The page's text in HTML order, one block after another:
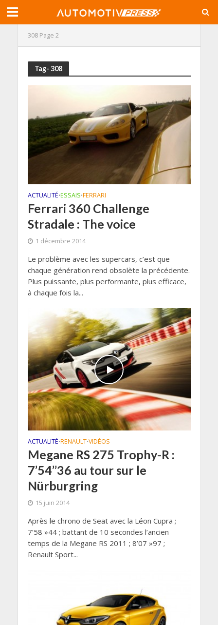
308 Page 2
Tag- 308
ACTUALITÉ•ESSAIS•FERRARI
Ferrari 360 Challenge
Stradale : The voice
1 décembre 2014
Le problème avec les supercars, c’est que
chaque génération rend obsolète la précédente.
Plus puissante, plus performante, plus efficace,
à chaque fois la...
ACTUALITÉ•RENAULT•VIDÉOS
Megane RS 275 Trophy-R :
7’54’’36 au tour sur le
Nürburgring
15 juin 2014
Après le chrono de Seat avec la Léon Cupra ;
7’58 »44 ; battant de 10 secondes l’ancien
temps de la Megane RS 2011 ; 8’07 »97 ;
Renault Sport...